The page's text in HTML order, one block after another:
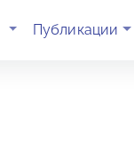
(current)Публикации